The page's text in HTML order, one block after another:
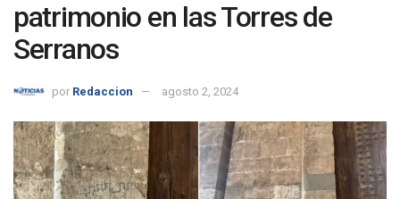
patrimonio en las Torres de
Serranos
por Redaccion agosto 2, 2024